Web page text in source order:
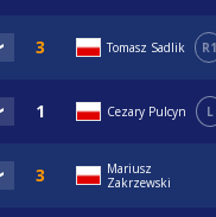
Tomasz Sadlik R1
Cezary Pulcyn L
Mariusz
Zakrzewski